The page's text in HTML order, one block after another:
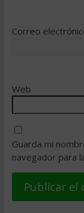
Correo
Web
Guarda mi
navegador para